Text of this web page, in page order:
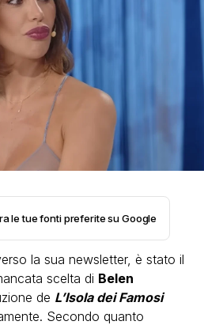
le tue fonti preferite su Google
la sua newsletter, è stato il
scelta di Belen
de L’Isola dei Famosi
Secondo quanto